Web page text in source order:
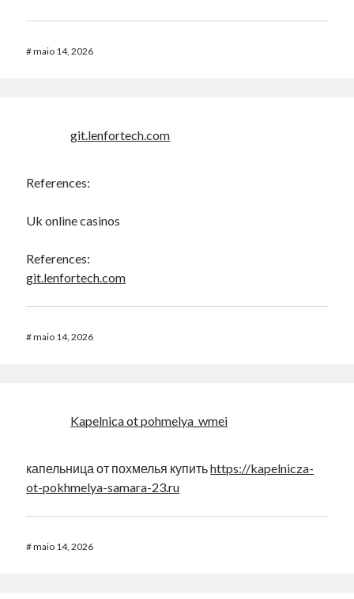
#maio 14, 2026
git.lenfortech.com
References:
Uk online casinos
References:
git.lenfortech.com
#maio 14, 2026
Kapelnica ot pohmelya_wmei
капельница от похмелья купитьhttps://kapelnicza-
ot-pokhmelya-samara-23.ru
#maio 14, 2026